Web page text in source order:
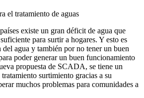
existe un gran déficit de agua que
para surtir a hogares. Y esto es
agua y también por no tener un buen
poder generar un buen funcionamiento
propuesta de SCADA, se tiene un
surtimiento gracias a su
muchos problemas para comunidades a